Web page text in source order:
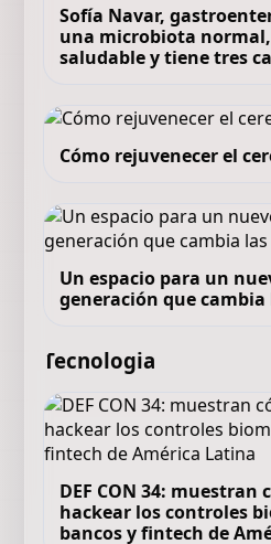
Sofía Navar,
una microbiota
saludable y tiene tres
Cómo rejuvenecer el
Un espacio para un
generación que cambia
Tecnologia
DEF CON 34: muestran
hackear los controles
bancos y fintech de